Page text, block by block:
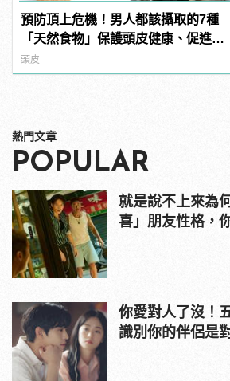
預防頂上危機！男人都該攝取的7種
「天然食物」保護頭皮健康、促進生
髮！
頭皮
熱門文章
POPULAR
就是說不上來為
喜」朋友性格，
你愛對人了沒！
識別你的伴侶是